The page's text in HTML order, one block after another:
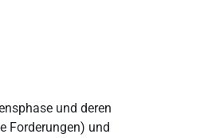
und deren
Forderungen) und